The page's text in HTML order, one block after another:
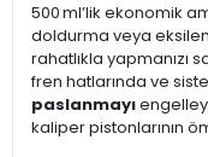
500 ml’lik ekonomik
doldurma veya
rahatlıkla yapmanızı
fren hatlarında ve
paslanmayı
kaliper pistonlarının